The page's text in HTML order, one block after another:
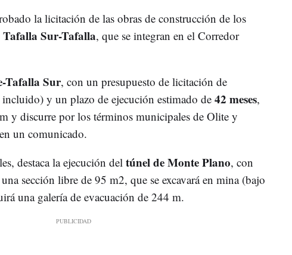
la licitación de las obras de construcción de los
Sur-Tafalla, que se integran en el Corredor
Tafalla Sur, con un presupuesto de licitación de
y un plazo de ejecución estimado de 42 meses,
y discurre por los términos municipales de Olite y
un comunicado.
destaca la ejecución del túnel de Monte Plano, con
sección libre de 95 m2, que se excavará en mina (bajo
una galería de evacuación de 244 m.